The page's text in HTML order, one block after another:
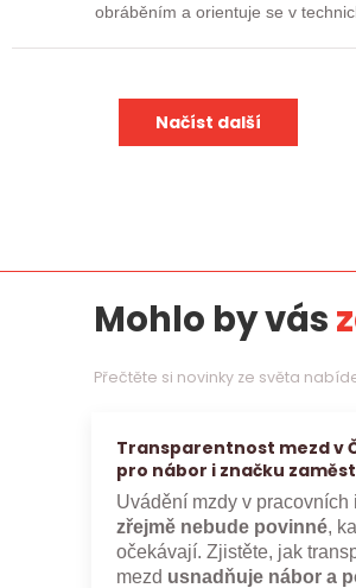
obráběním a orientuje se v
Načíst další
Mohlo by vás
Přečtěte si novinky ze světa
Transparentnost mezd v
pro nábor i značku
Uvádění mzdy v pracovních
zřejmě nebude povinné,
očekávají. Zjistěte, jak
mezd usnadňuje nábor a